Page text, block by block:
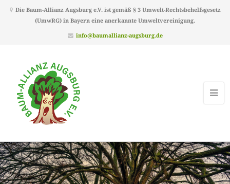
Die Baum-Allianz Augsburg e.V. ist gemäß § 3 Umwelt-Rechtsbehelfsgesetz
(UmwRG) in Bayern eine anerkannte Umweltvereinigung.
info@baumallianz-augsburg.de